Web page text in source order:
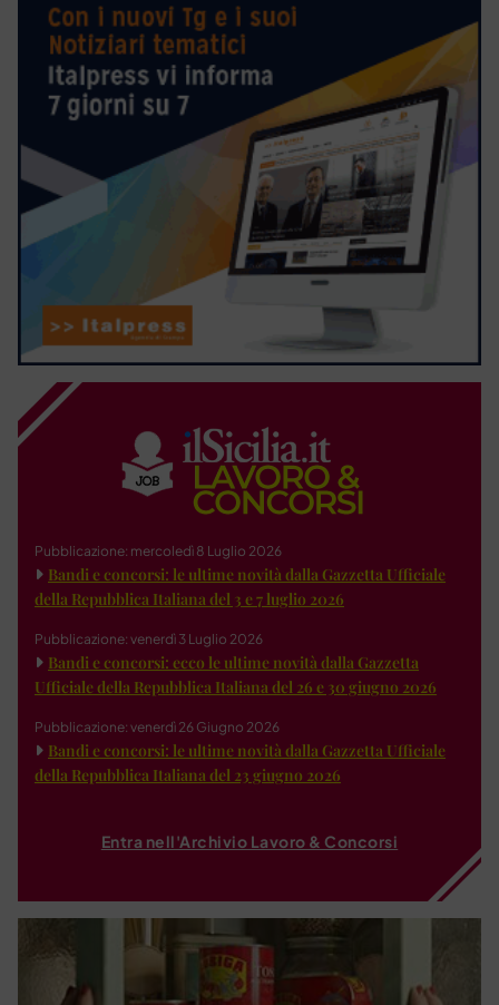
Pubblicazione: mercoledì 8 Luglio 2026
Bandi e concorsi: le ultime novità dalla Gazzetta Ufficiale
della Repubblica Italiana del 3 e 7 luglio 2026
Pubblicazione: venerdì 3 Luglio 2026
Bandi e concorsi: ecco le ultime novità dalla Gazzetta
Ufficiale della Repubblica Italiana del 26 e 30 giugno 2026
Pubblicazione: venerdì 26 Giugno 2026
Bandi e concorsi: le ultime novità dalla Gazzetta Ufficiale
della Repubblica Italiana del 23 giugno 2026
Entra nell'Archivio Lavoro & Concorsi